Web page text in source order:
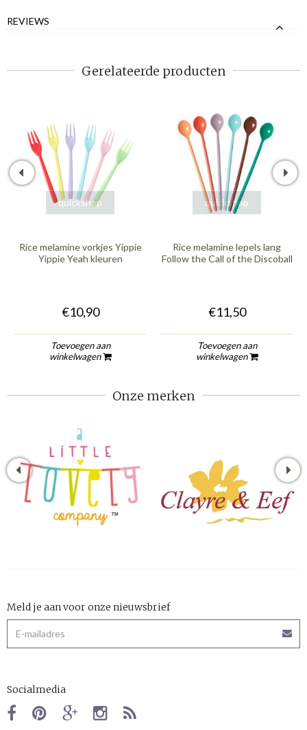
REVIEWS
Gerelateerde producten
quickshop
Rice melamine vorkjes Yippie
Yippie Yeah kleuren
€10,90
Toevoegen aan
winkelwagen
quickshop
Rice melamine lepels lang
Follow the Call of the Discoball
€11,50
Toevoegen aan
winkelwagen
Onze merken
Meld je aan voor onze nieuwsbrief
Socialmedia